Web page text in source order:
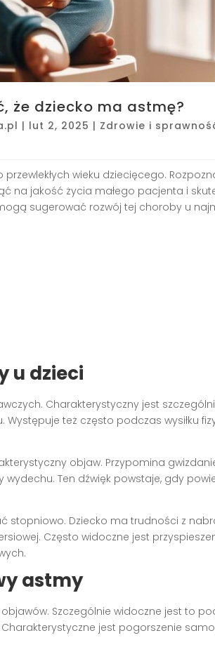
że dziecko ma astmę?
| lut 2, 2025 | Zdrowie i
wieku dziecięcego.
na jakość życia małego pacjenta i
sugerować rozwój tej choroby u
u dzieci
Charakterystyczny jest
Występuje też często podczas wysiłku
objaw. Przypomina
Ten dźwięk powstaje, gdy
stopniowo. Dziecko ma trudności z
Często widoczne jest
astmy
Szczególnie widoczne jest to
jest pogorszenie